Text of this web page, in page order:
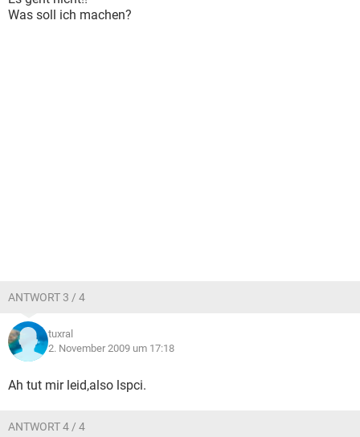
Was soll ich machen?
ANTWORT 3 / 4
tuxral
2. November 2009 um 17:18
Ah tut mir leid,also lspci.
ANTWORT 4 / 4